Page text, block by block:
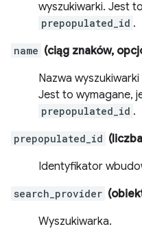
wyszukiwarki. Jest
prepopulated_id .
name (ciąg znaków,
Nazwa
Jest to wymagane,
prepopulated_id .
prepopulated_id
Identyfikator
search_provider
Wyszukiwarka.